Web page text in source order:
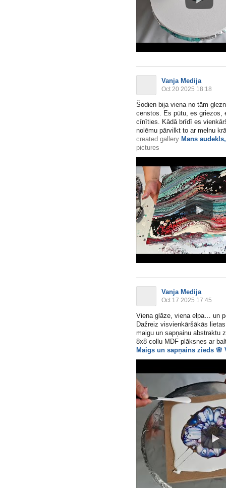
Vanja Medija
Oct 20 2025 18:18
Šodien bija viena no tām
censtos. Es pūtu, es griezos,
cīnīties. Kādā brīdī es
nolēmu pārvilkt to ar melnu
created gallery Mans
pictures
Vanja Medija
Oct 17 2025 17:45
Viena glāze, viena elpa… un
Dažreiz visvienkāršākās
maigu un sapņainu abstraktu
8x8 collu MDF plāksnes ar
Maigs un sapņains zieds 🌸